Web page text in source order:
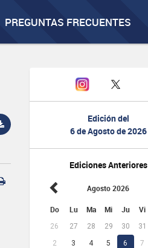
PREGUNTAS FRECUENTES
Edición del
6 de Agosto de 2026
Ediciones Anteriores
Agosto 2026
Do Lu Ma Mi Ju Vi
26 27 28 29 30 31
2
3 4 5 6 7